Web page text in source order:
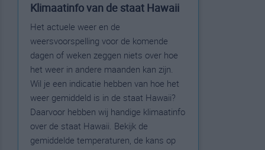
Klimaatinfo van de staat Hawaii
Het actuele weer en de
weersvoorspelling voor de komende
dagen of weken zeggen niets over hoe
het weer in andere maanden kan zijn.
Wil je een indicatie hebben van hoe het
weer gemiddeld is in de staat Hawaii?
Daarvoor hebben wij handige klimaatinfo
over de staat Hawaii. Bekijk de
gemiddelde temperaturen, de kans op